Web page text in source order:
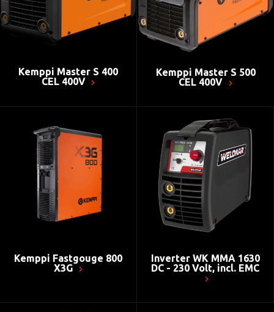
Kemppi Master S 400
CEL 400V
Kemppi Master S 500
CEL 400V
Kemppi Fastgouge 800
X3G
Inverter WK MMA 1630
DC - 230 Volt, incl. EMC